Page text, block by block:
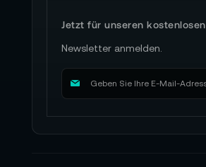
Jetzt für unseren kostenlosen
Newsletter anmelden.
M
d